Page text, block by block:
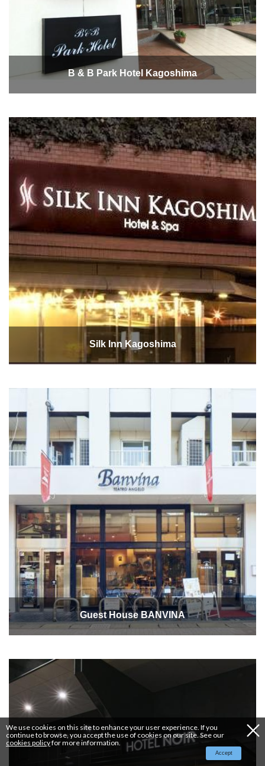
B & B Park Hotel Kagoshima
Silk Inn Kagoshima
Guest House BANVINA
We use cookies on this site to enhance your user experience. If you
continue to browse, you accept the use of cookies on our site. See our
cookies policyfor more information.
Accept